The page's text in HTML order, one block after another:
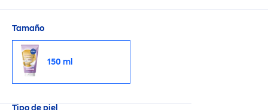
Tamaño
150 ml